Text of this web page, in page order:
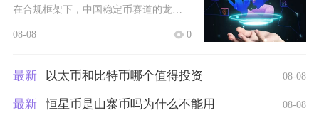
08-08 0
最新 以太币和比特币哪个值得投资 08-08
最新 恒星币是山寨币吗为什么不能用 08-08